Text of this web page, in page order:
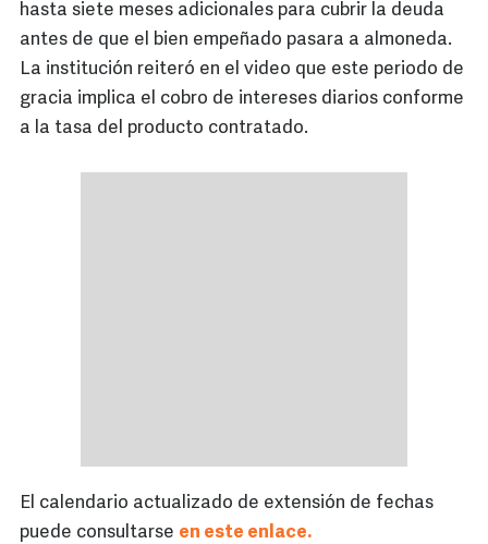
hasta siete meses adicionales para cubrir la deuda
antes de que el bien empeñado pasara a almoneda.
La institución reiteró en el video que este periodo de
gracia implica el cobro de intereses diarios conforme
a la tasa del producto contratado.
El calendario actualizado de extensión de fechas
puede consultarse en este enlace.